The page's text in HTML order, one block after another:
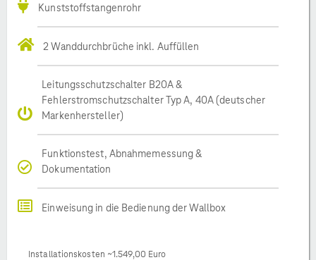
Kunststoffstangenrohr
2 Wanddurchbrüche inkl. Auffüllen
Leitungsschutzschalter B20A &
Fehlerstromschutzschalter Typ A, 40A (deutscher
Markenhersteller)
Funktionstest, Abnahmemessung &
Dokumentation
Einweisung in die Bedienung der Wallbox
Installationskosten ~1.549,00 Euro